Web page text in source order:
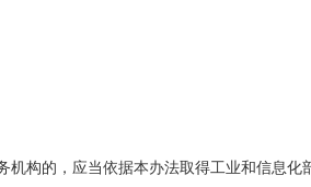
机构的，应当依据本办法取得工业和信息化